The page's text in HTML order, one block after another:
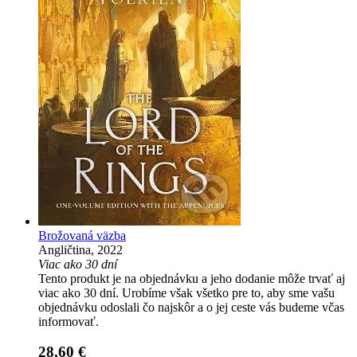
Brožovaná väzba
Angličtina, 2022
Viac ako 30 dní
Tento produkt je na objednávku a jeho dodanie môže trvať aj
viac ako 30 dní. Urobíme však všetko pre to, aby sme vašu
objednávku odoslali čo najskôr a o jej ceste vás budeme včas
informovať.
28,60 €